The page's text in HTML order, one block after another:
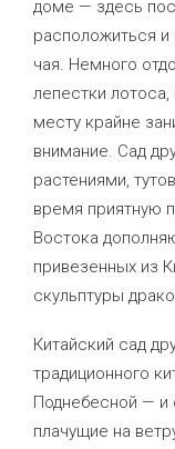
доме — здесь
расположиться и
чая. Немного
лепестки
месту крайне
внимание. Сад
растениями,
время приятную
Востока
привезенных из
скульптуры
Китайский сад
традиционного
Поднебесной — и
плачущие на